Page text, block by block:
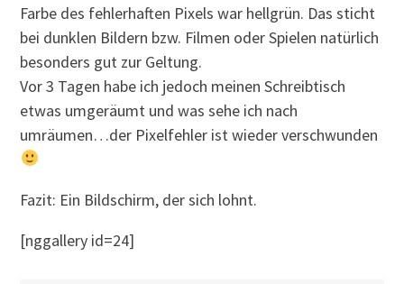
Farbe des fehlerhaften Pixels war hellgrün. Das sticht
bei dunklen Bildern bzw. Filmen oder Spielen natürlich
besonders gut zur Geltung.
Vor 3 Tagen habe ich jedoch meinen Schreibtisch
etwas umgeräumt und was sehe ich nach
umräumen…der Pixelfehler ist wieder verschwunden
Fazit: Ein Bildschirm, der sich lohnt.
[nggallery id=24]